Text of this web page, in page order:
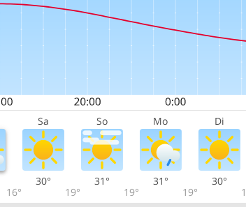
Sa So Mo Di
16°
30°
19°
31°
19°
31°
19°
30°